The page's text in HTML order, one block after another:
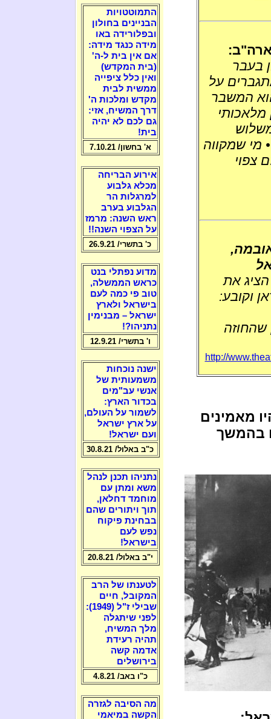
בעבר
על
המשבר
מי שמקווה
צפוי
את
וקובע:
שהחוזה
http://
מאמינים
בהמשך
התמוטטויות
הבניינים בחולון
ובפלורידה באו
מידה כנגד מידה:
אם אין בית ל-ה'
(בית המקדש)
ואין כלל ציפייה
ממשית לבית
מקדש ומלכות ה'
דרך המשיח, אזי:
גם לכם לא יהיה
בית!
א' בחשון/ 7.10.21
אירוע הבריחה
מכלא גלבוע
למרגלות הר
הגלבוע בערב
ראש השנה: מרמז
על הצפוי השנה!!
כ' בתשרי/ 26.9.21
מדוע נפתלי בנט
כראש הממשלה,
טוב פי כמה לעם
בישראל ולארץ
ישראל – מבנימין
נתניהו?!
ו' בתשרי/ 12.9.21
ישנה נוכחות
משמעותית של
אנשי עב"מים
בכדור הארץ:
לשמור על העולם,
על ארץ ישראל
ועם ישראל!
כ"ב באלול/ 30.8.21
נתניהו תכנן לנהל
משא ומתן עם
מוחמד דחלאן,
תוך ויתורים שהם
בבחינת פיקוח
נפש לעם
בישראל!
י"ב באלול/ 20.8.21
לטענתו של הרב
המקובל, חיים
שבילי ז"ל (1949):
לפני שיתגלה
מלך המשיח,
תהיה רעידת
אדמה קשה
בירושלים
כ"ו באב/ 4.8.21
מה הסיבה לגזרה
הקשה במיאמי